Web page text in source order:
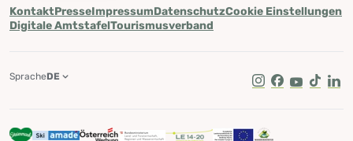
KontaktPresseImpressumDatenschutzCookie Einstellungen
Digitale AmtstafelTourismusverband
Instagram
Facebook
Youtube
Tik Tok
SpracheDE